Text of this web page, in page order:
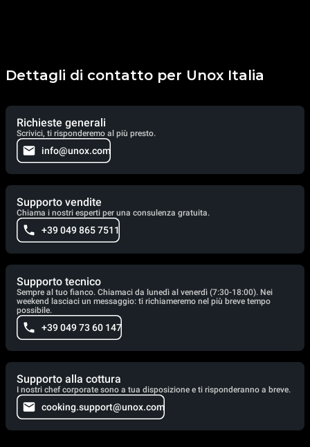
Dettagli di contatto per Unox Italia
Richieste generali
Scrivici, ti risponderemo al più presto.
info@unox.com
Supporto vendite
Chiama i nostri esperti per una consulenza gratuita.
+39 049 865 7511
Supporto tecnico
Sempre al tuo fianco. Chiamaci da lunedì al venerdì (7:30-18:00). Nei
weekend lasciaci un messaggio: ti richiameremo nel più breve tempo
possibile.
+39 049 73 60 147
Supporto alla cottura
I nostri chef corporate sono a tua disposizione e ti risponderanno a breve.
cooking.support@unox.com